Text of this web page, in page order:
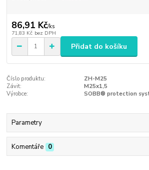
86,91 Kč/ks
71,83 Kč bez DPH
Přidat do košíku
Číslo produktu:
ZH-M25
Závit:
M25x1,5
Výrobce:
SOBB® protection
Parametry
Komentáře 0